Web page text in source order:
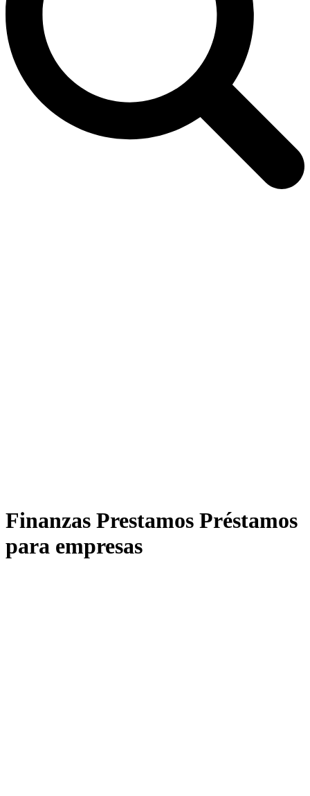
Finanzas Prestamos Préstamos
para empresas